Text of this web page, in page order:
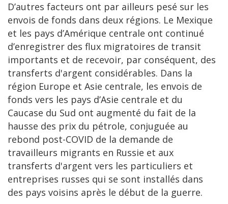
D’autres facteurs ont par ailleurs pesé sur les
envois de fonds dans deux régions. Le Mexique
et les pays d’Amérique centrale ont continué
d’enregistrer des flux migratoires de transit
importants et de recevoir, par conséquent, des
transferts d'argent considérables. Dans la
région Europe et Asie centrale, les envois de
fonds vers les pays d’Asie centrale et du
Caucase du Sud ont augmenté du fait de la
hausse des prix du pétrole, conjuguée au
rebond post-COVID de la demande de
travailleurs migrants en Russie et aux
transferts d'argent vers les particuliers et
entreprises russes qui se sont installés dans
des pays voisins après le début de la guerre.